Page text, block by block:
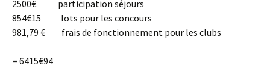
2500€ participation séjours
854€15 lots pour les concours
981,79 € frais de fonctionnement pour les clubs
= 6415€94